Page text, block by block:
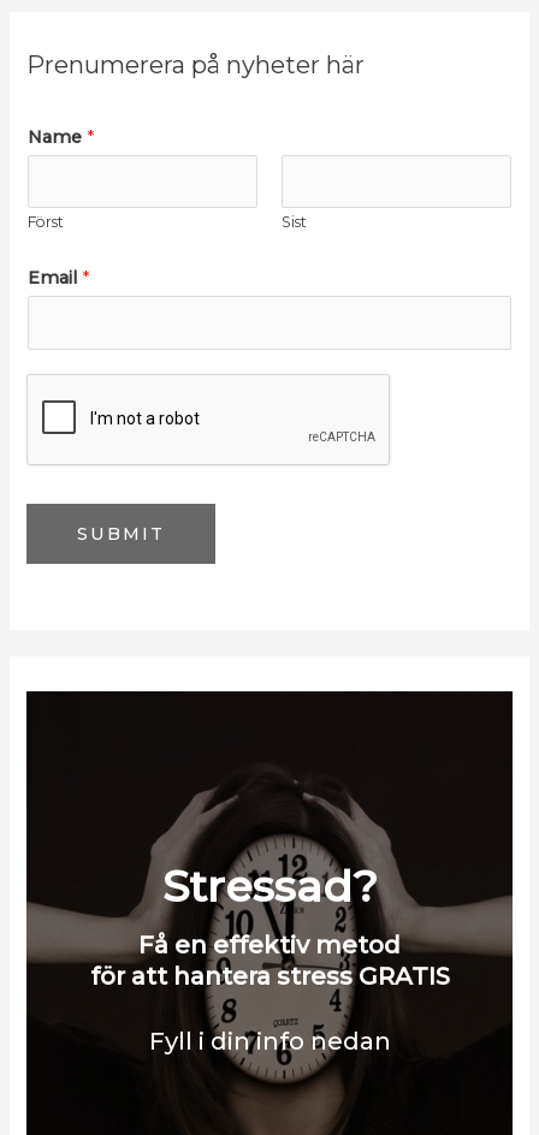
Prenumerera på nyheter här
Name *
Först Sist
Email *
SUBMIT
Stressad?
Få en effektiv metod
för att hantera stress GRATIS
Fyll i din info nedan